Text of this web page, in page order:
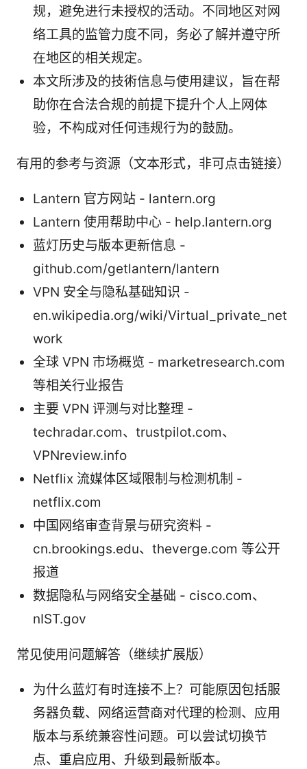
规，避免进行未授权的活动。不同地区对网
络工具的监管力度不同，务必了解并遵守所
在地区的相关规定。
本文所涉及的技術信息与使用建议，旨在帮
助你在合法合规的前提下提升个人上网体
验，不构成对任何违规行为的鼓励。
有用的参考与资源（文本形式，非可点击链接）
Lantern 官方网站 - lantern.org
Lantern 使用帮助中心 - help.lantern.org
蓝灯历史与版本更新信息 -
github.com/getlantern/lantern
VPN 安全与隐私基础知识 -
en.wikipedia.org/wiki/Virtual_private_net
work
全球 VPN 市场概览 - marketresearch.com
等相关行业报告
主要 VPN 评测与对比整理 -
techradar.com、trustpilot.com、
VPNreview.info
Netflix 流媒体区域限制与检测机制 -
netflix.com
中国网络审查背景与研究资料 -
cn.brookings.edu、theverge.com 等公开
报道
数据隐私与网络安全基础 - cisco.com、
nIST.gov
常见使用问题解答（继续扩展版）
为什么蓝灯有时连接不上？可能原因包括服
务器负载、网络运营商对代理的检测、应用
版本与系统兼容性问题。可以尝试切换节
点、重启应用、升级到最新版本。